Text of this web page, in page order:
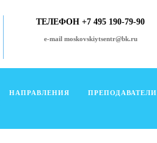
ТЕЛЕФОН +7 495 190-79-90
e-mail moskovskiytsentr@bk.ru
НАПРАВЛЕНИЯ ПРЕПОДАВАТЕЛИ